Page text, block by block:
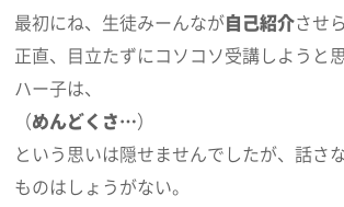
最初にね、生徒みーんなが自己紹介させ
正直、目立たずにコソコソ受講しようと
ハー子は、
（めんどくさ…）
という思いは隠せませんでしたが、話さ
ものはしょうがない。